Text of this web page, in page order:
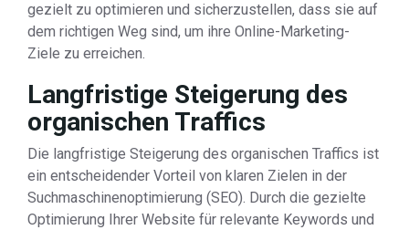
gezielt zu optimieren und sicherzustellen, dass sie auf
dem richtigen Weg sind, um ihre Online-Marketing-
Ziele zu erreichen.
Langfristige Steigerung des
organischen Traffics
Die langfristige Steigerung des organischen Traffics ist
ein entscheidender Vorteil von klaren Zielen in der
Suchmaschinenoptimierung (SEO). Durch die gezielte
Optimierung Ihrer Website für relevante Keywords und